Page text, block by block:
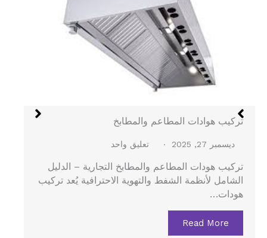
هود الستانلس في جدة
ديسمبر 27, 2025 لا توجد تعليقات
هود الستانلس في جدة – الدليل الشامل لتركيب هود
المطاعم والمطابخ المركزية يُعد هود الستانلس…
Read More